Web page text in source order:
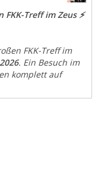
Treff im Zeus ⚡
FKK-Treff im
. Ein Besuch im
komplett auf